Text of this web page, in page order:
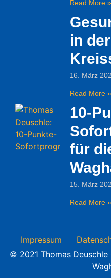
Read More »
in
16. März
Read More »
10-
für
15. März
Read More »
Impressum
© 2021 Thomas